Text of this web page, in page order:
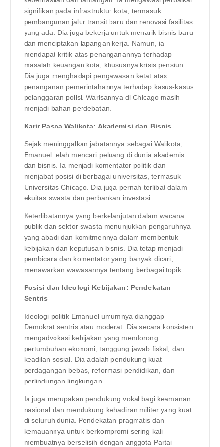
signifikan pada infrastruktur kota, termasuk
pembangunan jalur transit baru dan renovasi fasilitas
yang ada. Dia juga bekerja untuk menarik bisnis baru
dan menciptakan lapangan kerja. Namun, ia
mendapat kritik atas penanganannya terhadap
masalah keuangan kota, khususnya krisis pensiun.
Dia juga menghadapi pengawasan ketat atas
penanganan pemerintahannya terhadap kasus-kasus
pelanggaran polisi. Warisannya di Chicago masih
menjadi bahan perdebatan.
Karir Pasca Walikota: Akademisi dan Bisnis
Sejak meninggalkan jabatannya sebagai Walikota,
Emanuel telah mencari peluang di dunia akademis
dan bisnis. Ia menjadi komentator politik dan
menjabat posisi di berbagai universitas, termasuk
Universitas Chicago. Dia juga pernah terlibat dalam
ekuitas swasta dan perbankan investasi.
Keterlibatannya yang berkelanjutan dalam wacana
publik dan sektor swasta menunjukkan pengaruhnya
yang abadi dan komitmennya dalam membentuk
kebijakan dan keputusan bisnis. Dia tetap menjadi
pembicara dan komentator yang banyak dicari,
menawarkan wawasannya tentang berbagai topik.
Posisi dan Ideologi Kebijakan: Pendekatan
Sentris
Ideologi politik Emanuel umumnya dianggap
Demokrat sentris atau moderat. Dia secara konsisten
mengadvokasi kebijakan yang mendorong
pertumbuhan ekonomi, tanggung jawab fiskal, dan
keadilan sosial. Dia adalah pendukung kuat
perdagangan bebas, reformasi pendidikan, dan
perlindungan lingkungan.
Ia juga merupakan pendukung vokal bagi keamanan
nasional dan mendukung kehadiran militer yang kuat
di seluruh dunia. Pendekatan pragmatis dan
kemauannya untuk berkompromi sering kali
membuatnya berselisih dengan anggota Partai